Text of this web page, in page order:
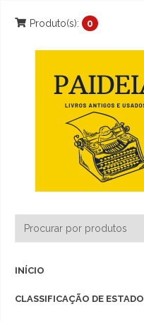
Produto(s): 0
INÍCIO
CLASSIFICAÇÃO DE ESTADO